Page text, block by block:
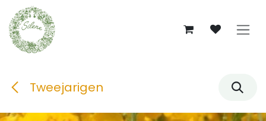
Overslaan naar inhoud
Tweejarigen